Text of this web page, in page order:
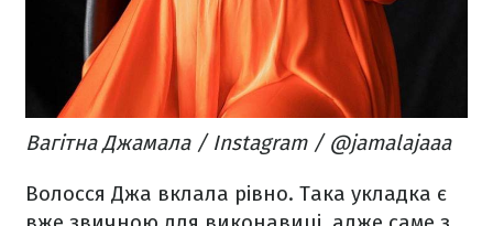
Вагітна Джамала / Instagram / @jamalajaaa
Волосся Джа вклала рівно. Така укладка є